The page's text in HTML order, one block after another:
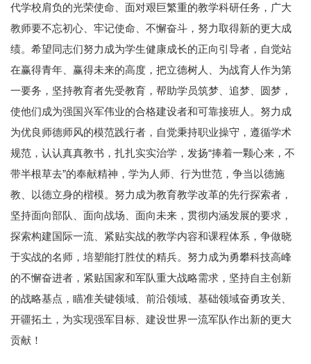
代学校肩负的光荣使命、面对艰巨繁重的教学科研任务，广大
教师要不忘初心、牢记使命、不懈奋斗，努力取得新的更大成
绩。希望同志们努力成为学生健康成长的正向引导者，自觉站
在赢得青年、赢得未来的高度，把立德树人、为战育人作为第
一要务，坚持教育者先受教育，帮助学员筑梦、追梦、圆梦，
使他们成为强国兴军伟业的合格建设者和可靠接班人。努力成
为优良师德师风的模范践行者，自觉秉持职业操守，遵循学术
规范，认认真真教书，扎扎实实治学，发扬“捧着一颗心来，不
带半根草去”的奉献精神，学为人师、行为世范，争当以德施
教、以德立身的楷模。努力成为教育教学改革的先行探索者，
坚持面向部队、面向战场、面向未来，贯彻内涵发展的要求，
探索构建国际一流、紧贴实战的教学内容和课程体系，争做晓
于实战的名师，培塑能打胜仗的精兵。努力成为勇攀科技高峰
的不懈奋进者，紧贴国家和军队重大战略需求，坚持自主创新
的战略基点，瞄准关键领域、前沿领域、基础领域奋勇攻关、
开疆拓土，为实现强军目标、建设世界一流军队作出新的更大
贡献！